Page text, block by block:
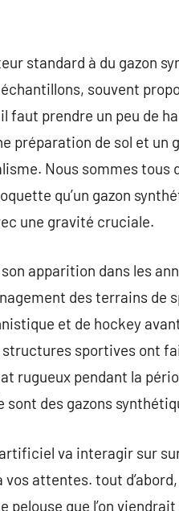
standard à du gazon
souvent
faut prendre un peu de
préparation de sol et un
Nous sommes tous
qu’un gazon
une gravité cruciale.
apparition dans les
des terrains
et de hockey
structures sportives ont
rugueux pendant la
sont des gazons
va interagir sur
attentes. tout
pelouse que l’on